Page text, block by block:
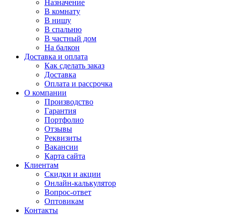
Назначение
В комнату
В нишу
В спальню
В частный дом
На балкон
Доставка и оплата
Как сделать заказ
Доставка
Оплата и рассрочка
О компании
Производство
Гарантия
Портфолио
Отзывы
Реквизиты
Вакансии
Карта сайта
Клиентам
Скидки и акции
Онлайн-калькулятор
Вопрос-ответ
Оптовикам
Контакты